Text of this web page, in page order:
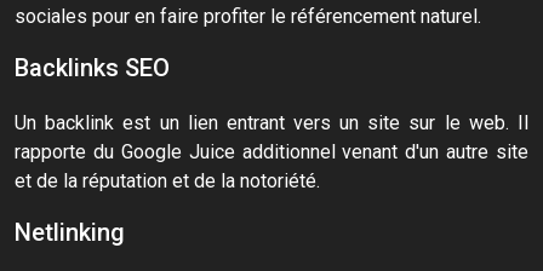
sociales pour en faire profiter le référencement naturel.
Backlinks SEO
Un backlink est un lien entrant vers un site sur le web. Il
rapporte du Google Juice additionnel venant d'un autre site
et de la réputation et de la notoriété.
Netlinking